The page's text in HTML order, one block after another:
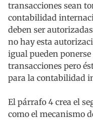
transacciones sean
contabilidad
deben ser
no hay esta
igual pueden
transacciones pero
para la contabilidad
El párrafo 4 crea el
como el mecanismo